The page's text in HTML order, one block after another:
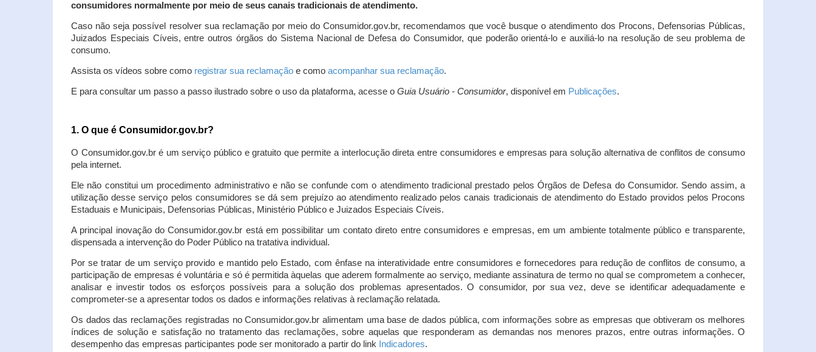
consumidores normalmente por meio de seus canais tradicionais de atendimento.
Caso não seja possível resolver sua reclamação por meio do Consumidor.gov.br, recomendamos que você busque o atendimento dos Procons, Defensorias Públicas,
Juizados Especiais Cíveis, entre outros órgãos do Sistema Nacional de Defesa do Consumidor, que poderão orientá-lo e auxiliá-lo na resolução de seu problema de
consumo.
Assista os vídeos sobre como registrar sua reclamação e como acompanhar sua reclamação.
E para consultar um passo a passo ilustrado sobre o uso da plataforma, acesse o Guia Usuário - Consumidor, disponível em Publicações.
1. O que é Consumidor.gov.br?
O Consumidor.gov.br é um serviço público e gratuito que permite a interlocução direta entre consumidores e empresas para solução alternativa de conflitos de consumo
pela internet.
Ele não constitui um procedimento administrativo e não se confunde com o atendimento tradicional prestado pelos Órgãos de Defesa do Consumidor. Sendo assim, a
utilização desse serviço pelos consumidores se dá sem prejuízo ao atendimento realizado pelos canais tradicionais de atendimento do Estado providos pelos Procons
Estaduais e Municipais, Defensorias Públicas, Ministério Público e Juizados Especiais Cíveis.
A principal inovação do Consumidor.gov.br está em possibilitar um contato direto entre consumidores e empresas, em um ambiente totalmente público e transparente,
dispensada a intervenção do Poder Público na tratativa individual.
Por se tratar de um serviço provido e mantido pelo Estado, com ênfase na interatividade entre consumidores e fornecedores para redução de conflitos de consumo, a
participação de empresas é voluntária e só é permitida àquelas que aderem formalmente ao serviço, mediante assinatura de termo no qual se comprometem a conhecer,
analisar e investir todos os esforços possíveis para a solução dos problemas apresentados. O consumidor, por sua vez, deve se identificar adequadamente e
comprometer-se a apresentar todos os dados e informações relativas à reclamação relatada.
Os dados das reclamações registradas no Consumidor.gov.br alimentam uma base de dados pública, com informações sobre as empresas que obtiveram os melhores
índices de solução e satisfação no tratamento das reclamações, sobre aquelas que responderam as demandas nos menores prazos, entre outras informações. O
desempenho das empresas participantes pode ser monitorado a partir do link
Indicadores.